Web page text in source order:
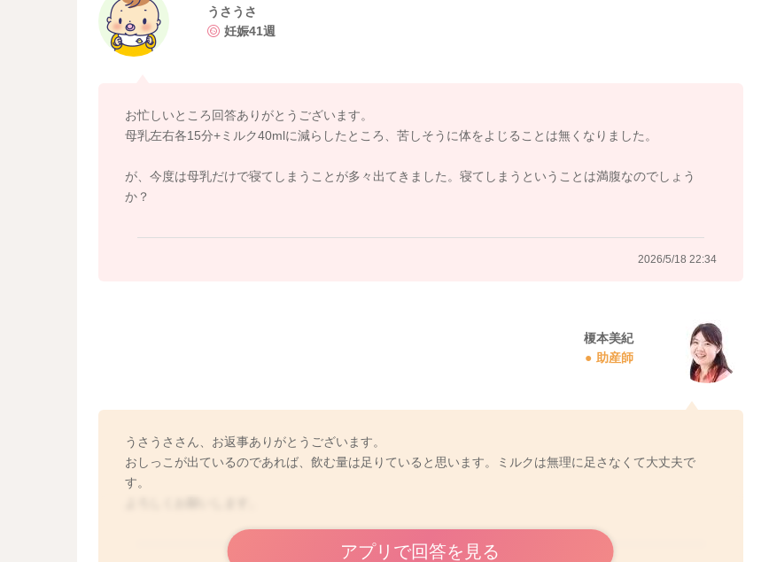
よろしくお願いします。
うさうさ
妊娠41週
お忙しいところ回答ありがとうございます。
母乳左右各15分+ミルク40mlに減らしたところ、苦しそうに体をよじることは無くなりました。
が、今度は母乳だけで寝てしまうことが多々出てきました。寝てしまうということは満腹なのでしょう
か？
2026/5/18 22:34
榎本美紀
助産師
うさうささん、お返事ありがとうございます。
おしっこが出ているのであれば、飲む量は足りていると思います。ミルクは無理に足さなくて大丈夫で
す。
アプリで回答を見る